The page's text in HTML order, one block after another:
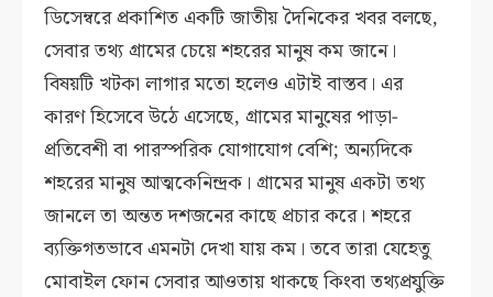
ডিসেম্বরে প্রকাশিত একটি জাতীয় দৈনিকের খবর বলছে,
সেবার তথ্য গ্রামের চেয়ে শহরের মানুষ কম জানে।
বিষয়টি খটকা লাগার মতো হলেও এটাই বাস্তব। এর
কারণ হিসেবে উঠে এসেছে, গ্রামের মানুষের পাড়া-
প্রতিবেশী বা পারস্পরিক যোগাযোগ বেশি; অন্যদিকে
শহরের মানুষ আত্মকেনিন্দ্রক। গ্রামের মানুষ একটা তথ্য
জানলে তা অন্তত দশজনের কাছে প্রচার করে। শহরে
ব্যক্তিগতভাবে এমনটা দেখা যায় কম। তবে তারা যেহেতু
মোবাইল ফোন সেবার আওতায় থাকছে কিংবা তথ্যপ্রযুক্তি